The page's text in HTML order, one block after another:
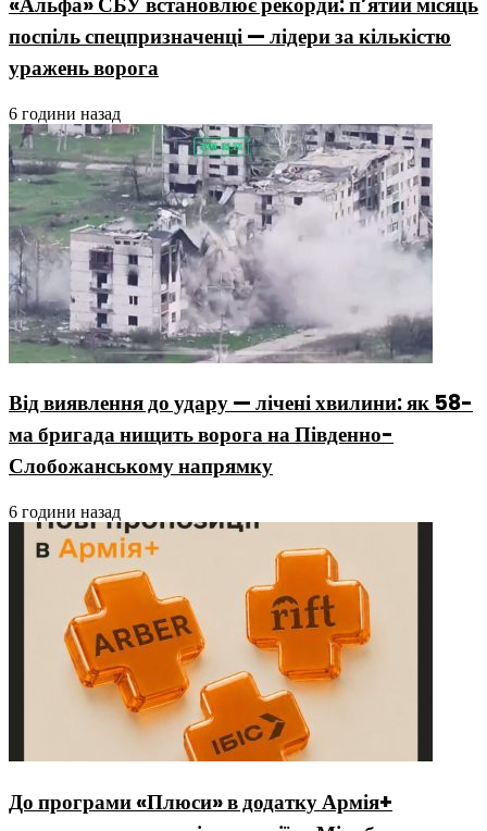
поспіль спецпризначенці — лідери за кількістю
уражень ворога
6 години назад
Від виявлення до удару — лічені хвилини: як 58-
ма бригада нищить ворога на Південно-
Слобожанському напрямку
6 години назад
До програми «Плюси» в додатку Армія+